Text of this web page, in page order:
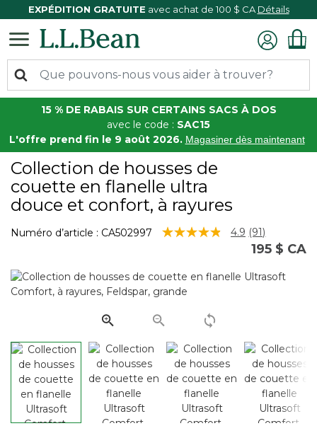
EXPÉDITION GRATUITE avec achat de 100 $ CA Détails
15 % DE RABAIS SUR CERTAINS SACS À DOS
avec le code : SAC15
L'offre prend fin le 9 août 2026. Magasiner dès maintenant
Collection de housses de
couette en flanelle ultra
douce et confort, à rayures
Numéro d’article : CA502997 5 sur 5 Évaluation des clients
4.9 Lire
les
Lien
(91)
195 $ CA